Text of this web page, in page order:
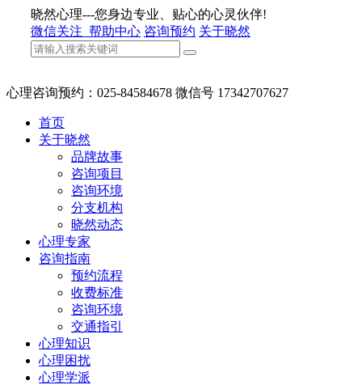
晓然心理---您身边专业、贴心的心灵伙伴!
微信关注 帮助中心 咨询预约 关于晓然
心理咨询预约：025-84584678 微信号 17342707627
首页
关于晓然
品牌故事
咨询项目
咨询环境
分支机构
晓然动态
心理专家
咨询指南
预约流程
收费标准
咨询环境
交通指引
心理知识
心理困扰
心理学派